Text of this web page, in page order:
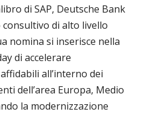
di SAP, Deutsche Bank
di alto livello
nomina si inserisce nella
di accelerare
all’interno dei
dell’area Europa, Medio
la modernizzazione